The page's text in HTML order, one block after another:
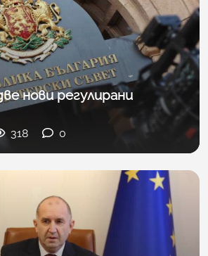
нови регулирани
318 0